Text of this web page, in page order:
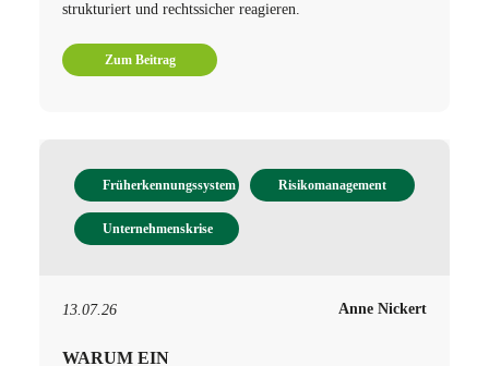
strukturiert und rechtssicher reagieren.
Zum Beitrag
Früherkennungssystem Risikomanagement
Unternehmenskrise
13.07.26 Anne Nickert
WARUM EIN